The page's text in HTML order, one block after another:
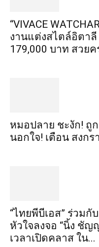
“VIVACE
งานแต่งสไตล์อิตา
179,000 บาท สวย
หมอปลาย ชะงัก! ถูก
นอกใจ! เตือน สงกร
“ไทยพีบีเอส” ร่วมกั
หัวใจลงจอ “นิ้ง ชั
เวลาเปิดคลาส ใน...